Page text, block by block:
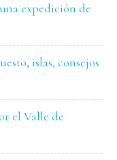
expedición de
islas, consejos
el Valle de